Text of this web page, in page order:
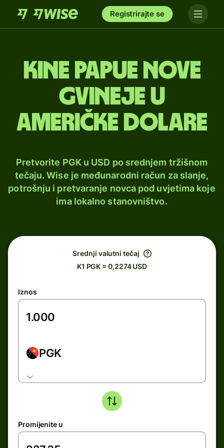
Registrirajte se
Kine Papue Nove
Gvineje u
američke dolare
Pretvorite PGK u USD po srednjem tržišnom
tečaju. Wise je međunarodni račun za slanje,
potrošnju i pretvaranje novca pod uvjetima koje
ima lokalno stanovništvo.
Srednji valutni tečaj
K1 PGK = 0,2274 USD
Iznos
PGK
Promijenite u